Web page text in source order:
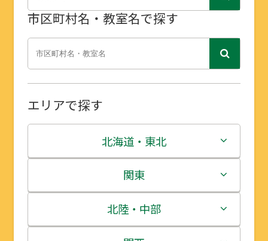
市区町村名・教室名で探す
エリアで探す
北海道・東北
北海道
青森県
関東
茨城県
北陸・中部